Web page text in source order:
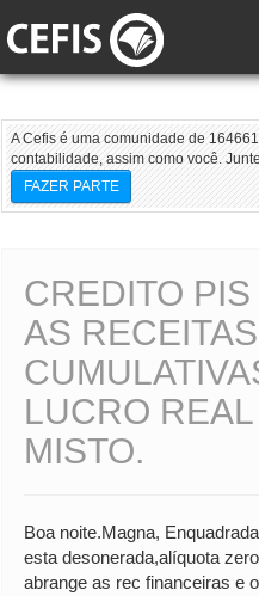
A Cefis é uma comunidade de
contabilidade, assim como você.
FAZER PARTE
CREDITO
AS
LUCRO
MISTO.
Boa noite.Magna,
esta desonerada,alíquota
abrange as rec financeiras e